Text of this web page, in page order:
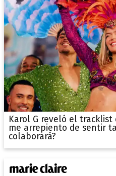
Karol G reveló el
me arrepiento de sentir
colaborará?